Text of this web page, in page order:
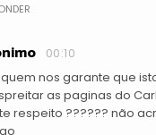
00:10
nos garante que
as paginas do
respeito ?????? não